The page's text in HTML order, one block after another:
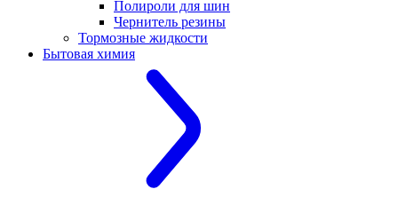
Полироли для шин
Чернитель резины
Тормозные жидкости
Бытовая химия